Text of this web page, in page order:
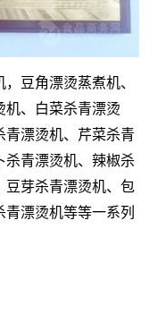
豆角漂烫蒸煮机、
机、白菜杀青漂烫
青漂烫机、芹菜杀青
杀青漂烫机、辣椒杀
豆芽杀青漂烫机、包
漂烫机等等一系列